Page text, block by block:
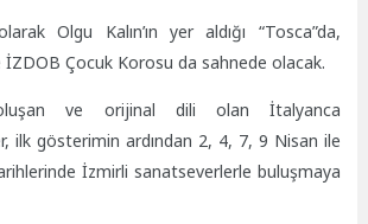
Olgu Kalın’ın yer aldığı “Tosca”da,
Çocuk Korosu da sahnede olacak.
ve orijinal dili olan İtalyanca
ilk gösterimin ardından 2, 4, 7, 9 Nisan ile
İzmirli sanatseverlerle buluşmaya